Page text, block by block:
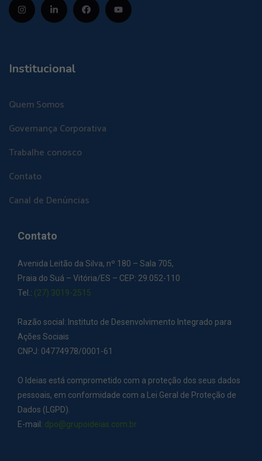
Institucional
Quem Somos
Governança Corporativa
Trabalhe conosco
Contato
Canal de Denúncias
Contato
Avenida Leitão da Silva, nº 180 – Sala 705,
Praia do Suá – Vitória/ES – CEP: 29.052-110
Tel.: (27) 3019-2515
Razão social: Instituto de Desenvolvimento Integrado para
Ações Sociais
CNPJ: 04774978/0001-61
O Ideias está comprometido com a proteção dos seus dados
pessoais, em conformidade com a Lei Geral de Proteção de
Dados (LGPD).
E-mail: dpo@grupoideias.com.br